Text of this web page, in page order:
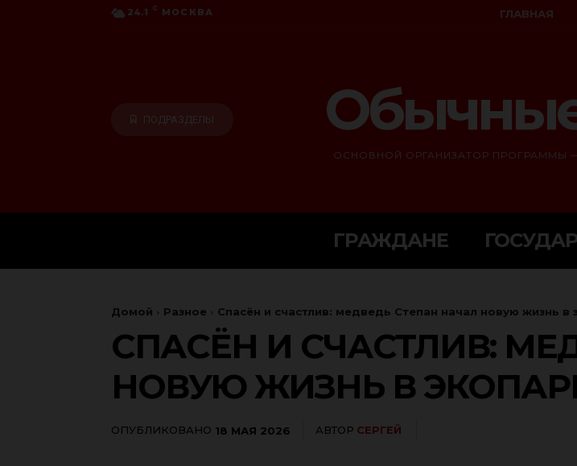
24.1 C МОСКВА ГЛАВНАЯ
ПОДРАЗДЕЛЫ
ОСНОВНОЙ ОРГАНИЗАТОР ПРОГРАММЫ
ГРАЖДАНЕ
Домой Разное Спасён и счастлив: медведь Степан начал новую жизнь в
СПАСЁН И СЧАСТЛИВ:
НОВУЮ ЖИЗНЬ В
ОПУБЛИКОВАНО 18 МАЯ 2026 АВТОР СЕРГЕЙ